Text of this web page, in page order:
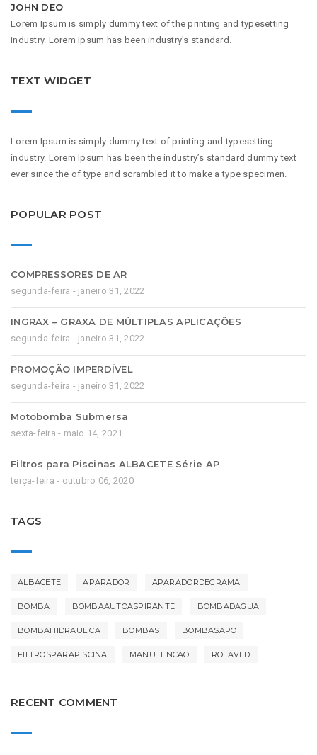
JOHN DEO
Lorem Ipsum is simply dummy text of the printing and typesetting
industry. Lorem Ipsum has been industry's standard.
TEXT WIDGET
Lorem Ipsum is simply dummy text of printing and typesetting
industry. Lorem Ipsum has been the industry’s standard dummy text
ever since the of type and scrambled it to make a type specimen.
POPULAR POST
COMPRESSORES DE AR
segunda-feira - janeiro 31, 2022
INGRAX – GRAXA DE MÚLTIPLAS APLICAÇÕES
segunda-feira - janeiro 31, 2022
PROMOÇÃO IMPERDÍVEL
segunda-feira - janeiro 31, 2022
Motobomba Submersa
sexta-feira - maio 14, 2021
Filtros para Piscinas ALBACETE Série AP
terça-feira - outubro 06, 2020
TAGS
ALBACETE APARADOR APARADORDEGRAMA
BOMBA BOMBAAUTOASPIRANTE BOMBADAGUA
BOMBAHIDRAULICA BOMBAS BOMBASAPO
FILTROSPARAPISCINA MANUTENCAO ROLAVED
RECENT COMMENT